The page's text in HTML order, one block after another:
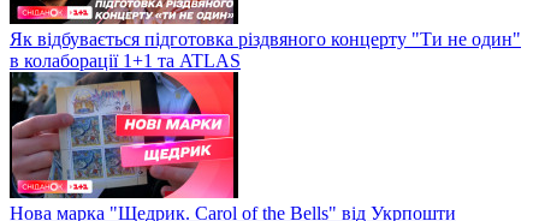
Як відбувається підготовка різдвяного концерту "Ти не один"
в колаборації 1+1 та ATLAS
Нова марка "Щедрик. Carol of the Bells" від Укрпошти